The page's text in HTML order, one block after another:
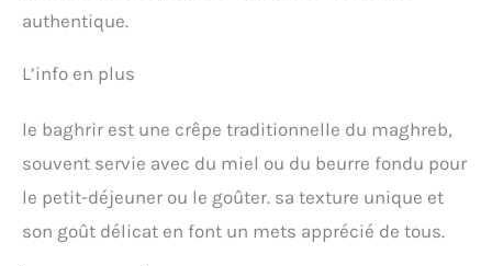
authentique.
L’info en plus
le baghrir est une crêpe traditionnelle du maghreb,
souvent servie avec du miel ou du beurre fondu pour
le petit-déjeuner ou le goûter. sa texture unique et
son goût délicat en font un mets apprécié de tous.